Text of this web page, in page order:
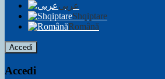
عربى
Shqiptare
Română
Accedi
Accedi